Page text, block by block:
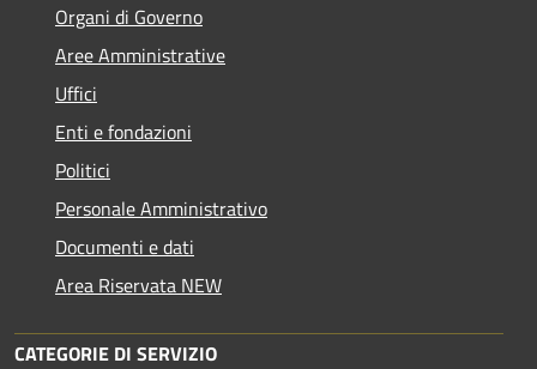
Organi di Governo
Aree Amministrative
Uffici
Enti e fondazioni
Politici
Personale Amministrativo
Documenti e dati
Area Riservata NEW
CATEGORIE DI SERVIZIO